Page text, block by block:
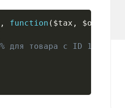
, function ( $tax , $order
для товара с ID 123